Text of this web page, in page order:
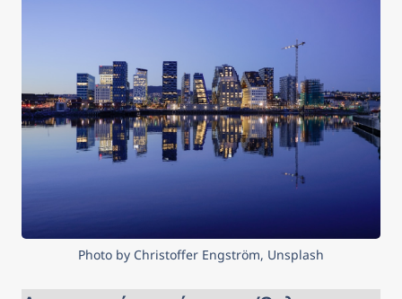
Photo by Christoffer Engström, Unsplash